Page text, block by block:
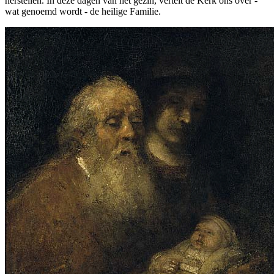
wat genoemd wordt - de heilige Familie.